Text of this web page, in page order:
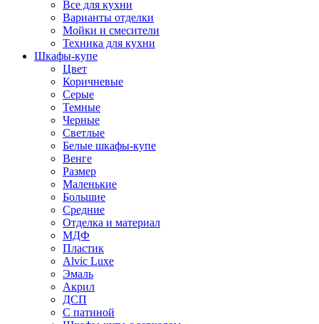
Все для кухни
Варианты отделки
Мойки и смесители
Техника для кухни
Шкафы-купе
Цвет
Коричневые
Серые
Темные
Черные
Светлые
Белые шкафы-купе
Венге
Размер
Маленькие
Большие
Средние
Отделка и материал
МДФ
Пластик
Alvic Luxe
Эмаль
Акрил
ДСП
С патиной